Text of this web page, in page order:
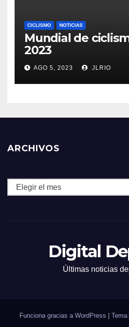
CICLISMO NOTICIAS
Mundial de
2023
AGO 5, 2023 JLRIO
ARCHIVOS
Archivos
Digital
Últimas noticias
Funciona gracias a WordPress